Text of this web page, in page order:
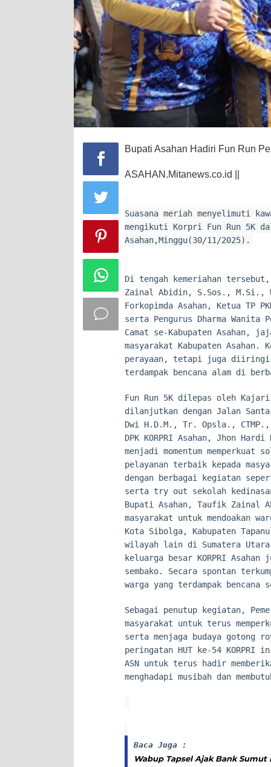
Bupati Asahan Hadiri Fun Run
ASAHAN.Mitanews.co.id ||
Suasana meriah menyelimuti
mengikuti Korpri Fun Run 5K
Asahan,Minggu(30/11/2025).
Di tengah kemeriahan
Zainal Abidin, S.Sos., M.Si.,
Forkopimda Asahan, Ketua TP
serta Pengurus Dharma Wanita
Camat se-Kabupaten Asahan,
masyarakat Kabupaten Asahan.
perayaan, tetapi juga diiringi
terdampak bencana alam di
Fun Run 5K dilepas oleh Kajari
dilanjutkan dengan Jalan
Dwi H.D.M., Tr. Opsla.,
DPK KORPRI Asahan, Jhon
menjadi momentum
pelayanan terbaik kepada
dengan berbagai kegiatan
serta try out sekolah
Bupati Asahan, Taufik Zainal
masyarakat untuk mendoakan
Kota Sibolga, Kabupaten
wilayah lain di Sumatera
keluarga besar KORPRI
sembako. Secara spontan
warga yang terdampak bencana
Sebagai penutup kegiatan,
masyarakat untuk terus
serta menjaga budaya gotong
peringatan HUT ke-54
ASN untuk terus hadir
menghadapi musibah dan
Baca Juga :
Wabup Tapsel Ajak Bank